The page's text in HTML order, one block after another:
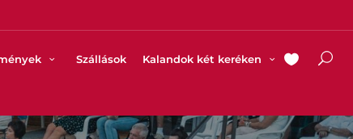
Szállások Kalandok két keréken